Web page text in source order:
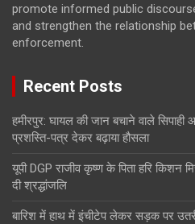
promote informed public
and strengthen the relationship
enforcement.
Recent Posts
हमीरपुर: घायल की जान बचाने वाले सिपाही
प्रशस्ति-पत्र देकर बढ़ाया हौसला
यूपी DGP राजीव कृष्ण के पिता हरि किशन
दी श्रद्धांजलि
बारिश में हाथ में इंचीटेप लेकर सड़क पर